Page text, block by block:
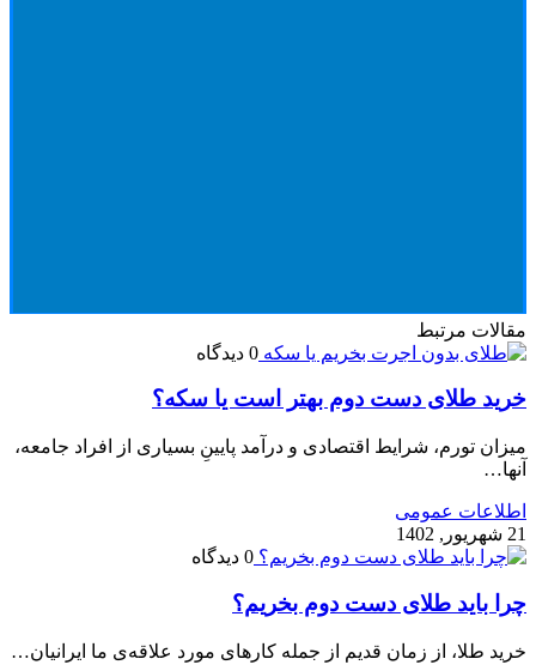
مقالات مرتبط
0 دیدگاه
خرید طلای دست دوم بهتر است یا سکه؟
میزان تورم، شرایط اقتصادی و درآمد پایینِ بسیاری از افراد جامعه،
آنها…
اطلاعات عمومی
21 شهریور, 1402
0 دیدگاه
چرا باید طلای دست دوم بخریم؟
خرید طلا، از زمان قدیم از جمله کارهای مورد علاقه‌ی ما ایرانیان…